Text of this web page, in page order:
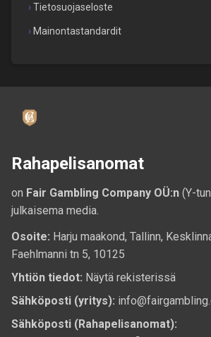
Tietosuojaseloste
Mainontastandardit
Rahapelisanomat
on Fair Gambling Company OÜ:n (Y-
julkaisema media.
Osoite: Harju maakond, Tallinn,
Faehlmanni tn 5, 10125
Yhtiön tiedot: Näytä rekisterissä
Sähköposti (yritys):
Sähköposti (Rahapelisanomat):